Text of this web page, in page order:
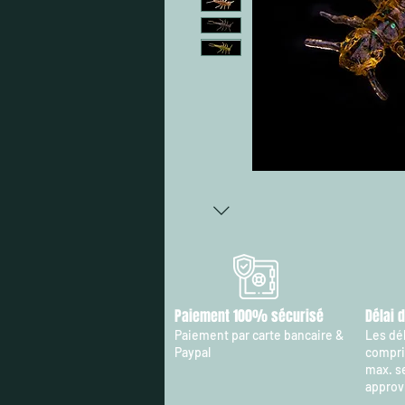
Paiement 100% sécurisé
Paiement par carte bancaire &
Paypal
Délai
Les
max.